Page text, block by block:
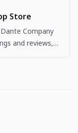
Store
Company
and reviews,